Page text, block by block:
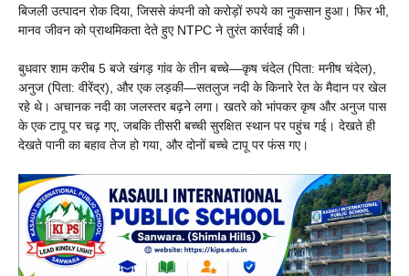
बिजली उत्पादन रोक दिया, जिससे कंपनी को करोड़ों रुपये का नुकसान हुआ। फिर भी,
मानव जीवन को प्राथमिकता देते हुए NTPC ने तुरंत कार्रवाई की।
बुधवार शाम करीब 5 बजे खंगड़ गांव के तीन बच्चे—कृष चंदेल (पिता: मनीष चंदेल),
अनुज (पिता: वीरेंद्र), और एक लड़की—सतलुज नदी के किनारे रेत के मैदान पर खेल
रहे थे। अचानक नदी का जलस्तर बढ़ने लगा। खतरे को भांपकर कृष और अनुज पास
के एक टापू पर चढ़ गए, जबकि तीसरी बच्ची सुरक्षित स्थान पर पहुंच गई। देखते ही
देखते पानी का बहाव तेज हो गया, और दोनों बच्चे टापू पर फंस गए।